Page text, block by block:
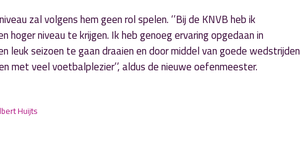
zal volgens hem geen rol spelen. ‘’Bij de KNVB heb ik
niveau te krijgen. Ik heb genoeg ervaring opgedaan in
leuk seizoen te gaan draaien en door middel van goede wedstrijden
veel voetbalplezier’’, aldus de nieuwe oefenmeester.
Huijts